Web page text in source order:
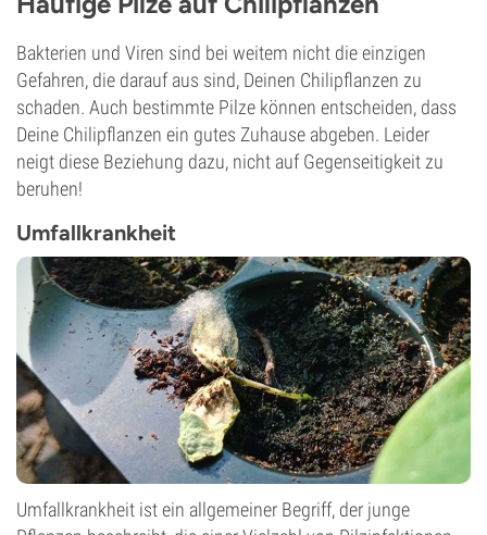
Bakterien und Viren sind bei weitem nicht die einzigen
Gefahren, die darauf aus sind, Deinen Chilipflanzen zu
schaden. Auch bestimmte Pilze können entscheiden, dass
Deine Chilipflanzen ein gutes Zuhause abgeben. Leider
neigt diese Beziehung dazu, nicht auf Gegenseitigkeit zu
beruhen!
Umfallkrankheit
Umfallkrankheit ist ein allgemeiner Begriff, der junge